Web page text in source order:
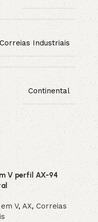
Industriais
Continental
V perfil AX-94
V,AX,Correias